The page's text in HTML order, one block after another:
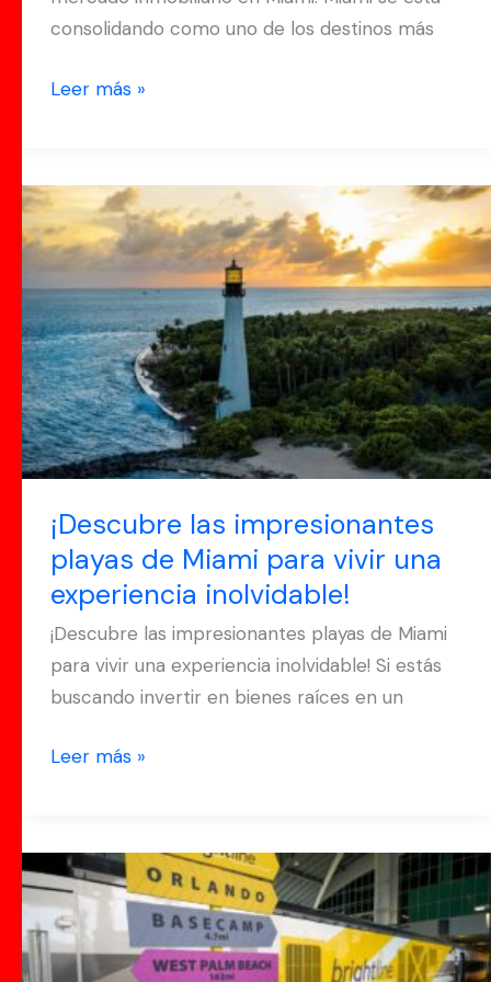
consolidando como uno de los destinos más
Leer más »
¡Descubre las impresionantes
playas de Miami para vivir una
experiencia inolvidable!
¡Descubre las impresionantes playas de Miami
para vivir una experiencia inolvidable! Si estás
buscando invertir en bienes raíces en un
¡Descubre
las
impresionantes
playas
de
Miami
para
vivir
una
experiencia
inolvidable!
Leer más »
¡El
Brightline
llega
finalmente